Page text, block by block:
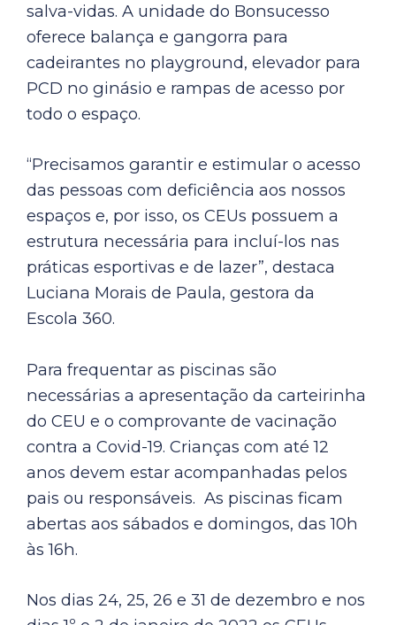
salva-vidas. A unidade do Bonsucesso
oferece balança e gangorra para
cadeirantes no playground, elevador para
PCD no ginásio e rampas de acesso por
todo o espaço.
“Precisamos garantir e estimular o acesso
das pessoas com deficiência aos nossos
espaços e, por isso, os CEUs possuem a
estrutura necessária para incluí-los nas
práticas esportivas e de lazer”, destaca
Luciana Morais de Paula, gestora da
Escola 360.
Para frequentar as piscinas são
necessárias a apresentação da carteirinha
do CEU e o comprovante de vacinação
contra a Covid-19. Crianças com até 12
anos devem estar acompanhadas pelos
pais ou responsáveis. As piscinas ficam
abertas aos sábados e domingos, das 10h
às 16h.
Nos dias 24, 25, 26 e 31 de dezembro e nos